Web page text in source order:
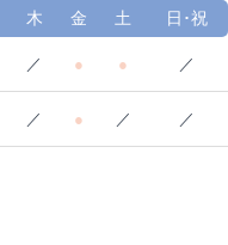
木 金 土 日･祝
／ ● ● ／
／ ● ／ ／